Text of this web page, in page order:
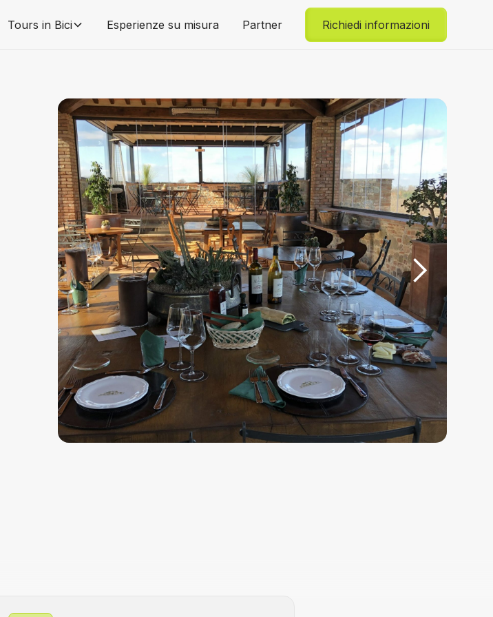
Tours in Bici Esperienze su misura Partner Richiedi informazioni